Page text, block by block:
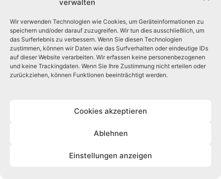
verwalten
Wir verwenden Technologien wie Cookies, um Geräteinformationen zu
speichern und/oder darauf zuzugreifen. Wir tun dies ausschließlich, um
das Surferlebnis zu verbessern. Wenn Sie diesen Technologien
zustimmen, können wir Daten wie das Surfverhalten oder eindeutige IDs
auf dieser Website verarbeiten. Wir erfassen keine personenbezogenen
und keine Trackingdaten. Wenn Sie Ihre Zustimmung nicht erteilen oder
zurückziehen, können Funktionen beeinträchtigt werden.
Cookies akzeptieren
Ablehnen
Einstellungen anzeigen